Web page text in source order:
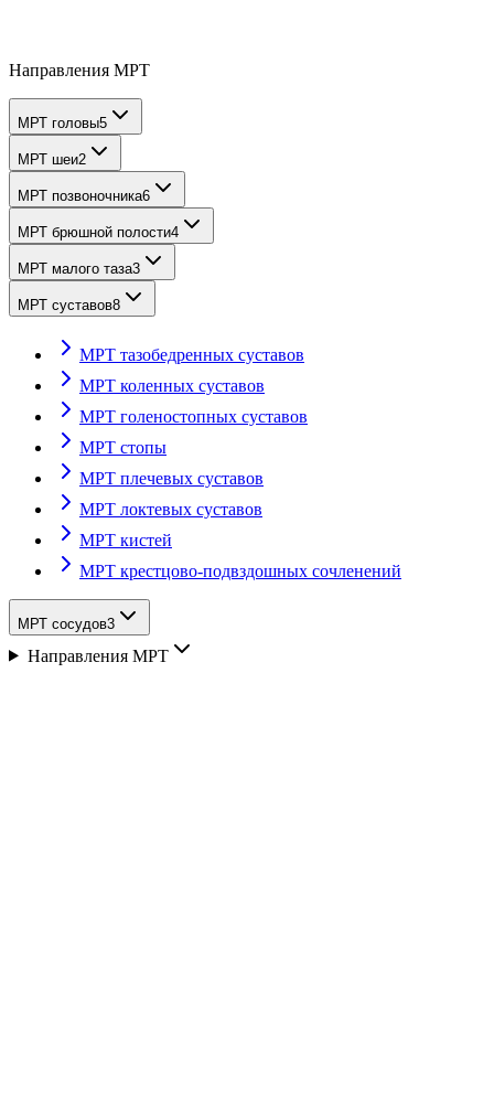
Направления МРТ
МРТ головы5
МРТ шеи2
МРТ позвоночника6
МРТ брюшной полости4
МРТ малого таза3
МРТ суставов8
МРТ тазобедренных суставов
МРТ коленных суставов
МРТ голеностопных суставов
МРТ стопы
МРТ плечевых суставов
МРТ локтевых суставов
МРТ кистей
МРТ крестцово-подвздошных сочленений
МРТ сосудов3
Направления МРТ